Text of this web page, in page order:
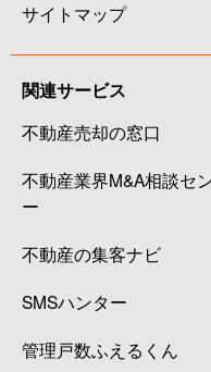
サイトマップ
関連サービス
不動産売却の窓口
不動産業界M&A相談セ
ー
不動産の集客ナビ
SMSハンター
管理戸数ふえるくん